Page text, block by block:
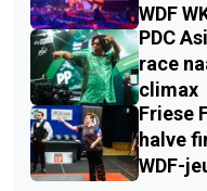
WDF
PDC
race
climax
Friese
halve
WDF-